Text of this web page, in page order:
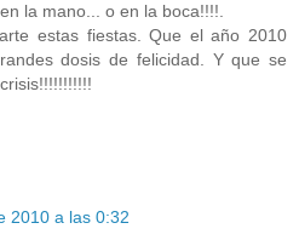
la mano... o en la boca!!!!.
estas fiestas. Que el año 2010
dosis de felicidad. Y que se
2010 a las 0:32